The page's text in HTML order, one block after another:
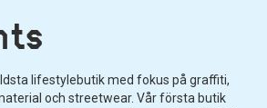
lifestylebutik med fokus på graffiti,
och streetwear. Vår första butik